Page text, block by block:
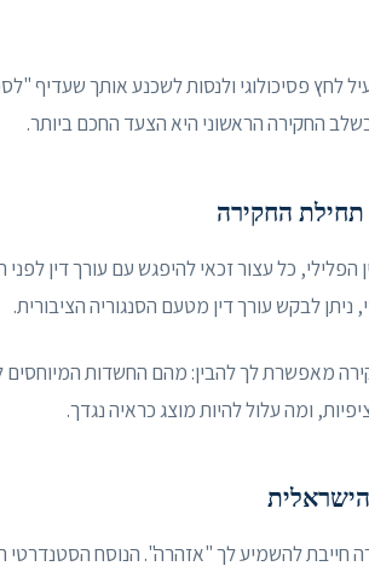
לחץ פסיכולוגי ולנסות לשכנע אותך שעדיף
החקירה הראשוני היא הצעד החכם ביותר.
תחילת החקירה
סדר הדין הפלילי, כל עצור זכאי להיפגש עם עורך
ניתן לבקש עורך דין מטעם הסנגוריה הציבורית.
מאפשרת לך להבין: מהם החשדות
ומה עלול להיות מוצג כראיה נגדך.
חייבת להשמיע לך "אזהרה". הנוסח